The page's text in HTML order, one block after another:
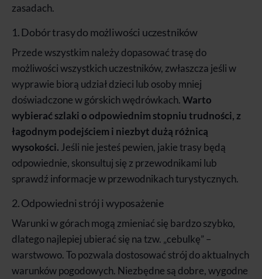
zasadach.
1. Dobór trasy do możliwości uczestników
Przede wszystkim należy dopasować trasę do
możliwości wszystkich uczestników, zwłaszcza jeśli w
wyprawie biorą udział dzieci lub osoby mniej
doświadczone w górskich wędrówkach.Warto
wybierać szlaki o odpowiednim stopniu trudności, z
łagodnym podejściem i niezbyt dużą różnicą
wysokości. Jeśli nie jesteś pewien, jakie trasy będą
odpowiednie, skonsultuj się z przewodnikami lub
sprawdź informacje w przewodnikach turystycznych.
2. Odpowiedni strój i wyposażenie
Warunki w górach mogą zmieniać się bardzo szybko,
dlatego najlepiej ubierać się na tzw. „cebulkę” –
warstwowo. To pozwala dostosować strój do aktualnych
warunków pogodowych. Niezbędne są dobre, wygodne